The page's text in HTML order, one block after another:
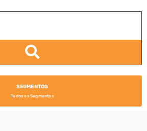
SEGMENTOS
Todos os Segmentos